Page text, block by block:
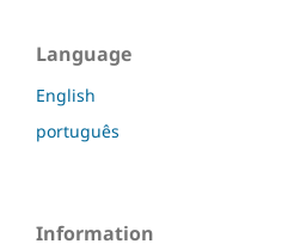
Language
English
português
Information